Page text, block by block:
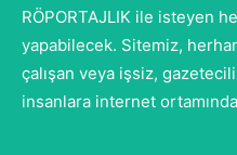
RÖPORTAJLIK ile isteyen
yapabilecek. Sitemiz,
çalışan veya işsiz,
insanlara internet